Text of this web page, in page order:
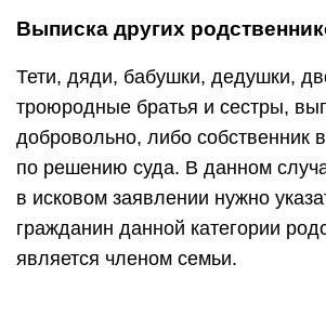
Выписка других
Тети, дяди, бабушки, дедушки,
троюродные братья и сестры,
добровольно, либо собственник
по решению суда. В данном
в исковом заявлении нужно
гражданин данной категории
является членом семьи.